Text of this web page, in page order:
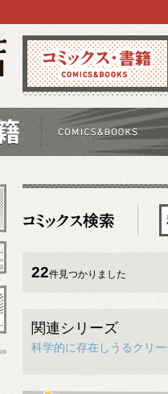
コミックス
22件見つかりました
関連シリーズ
科学的に存在しうるクリ